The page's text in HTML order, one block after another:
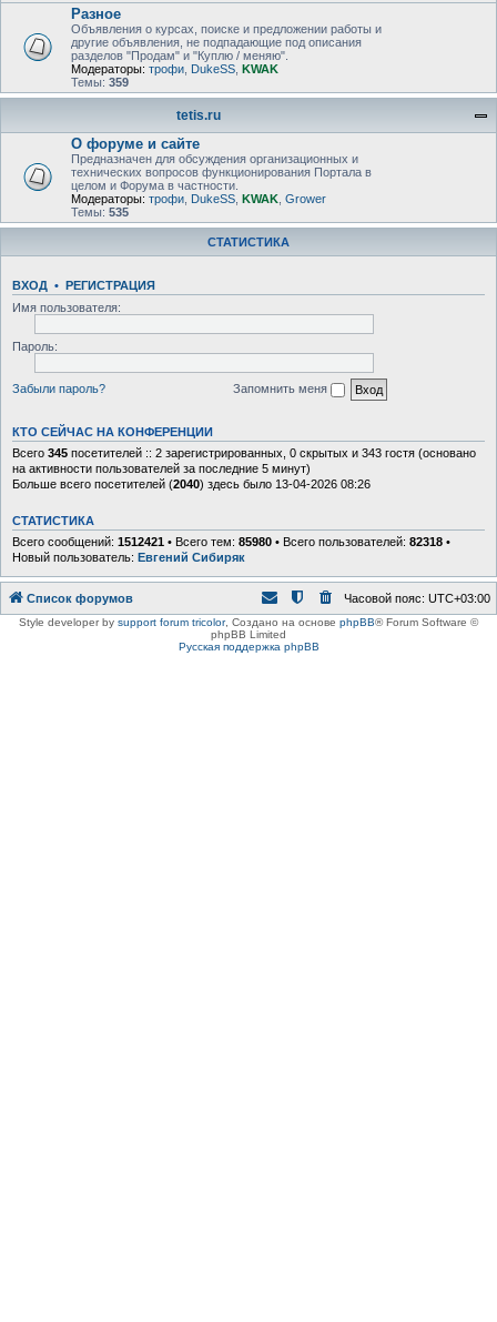
Разное
Объявления о курсах, поиске и предложении работы и
другие объявления, не подпадающие под описания
разделов "Продам" и "Куплю / меняю".
Модераторы: трофи DukeSS KWAK
Темы: 359
tetis.ru
О форуме и сайте
Предназначен для обсуждения организационных и
технических вопросов функционирования Портала в
целом и Форума в частности.
Модераторы: трофи DukeSS KWAK Grower
Темы: 535
СТАТИСТИКА
ВХОД • РЕГИСТРАЦИЯ
Имя пользователя:
Пароль:
Забыли пароль? Запомнить меня
КТО СЕЙЧАС НА КОНФЕРЕНЦИИ
Всего 345 посетителей :: 2 зарегистрированных, 0 скрытых и 343 гостя (основано
на активности пользователей за последние 5 минут)
Больше всего посетителей (2040) здесь было 13-04-2026 08:26
СТАТИСТИКА
Всего сообщений: 1512421 • Всего тем: 85980 • Всего пользователей: 82318 •
Новый пользователь: Евгений Сибиряк
Список форумов Часовой пояс: UTC+03:00
Style developer by support forum tricolor, Создано на основе phpBB® Forum Software ©
phpBB Limited
Русская поддержка phpBB